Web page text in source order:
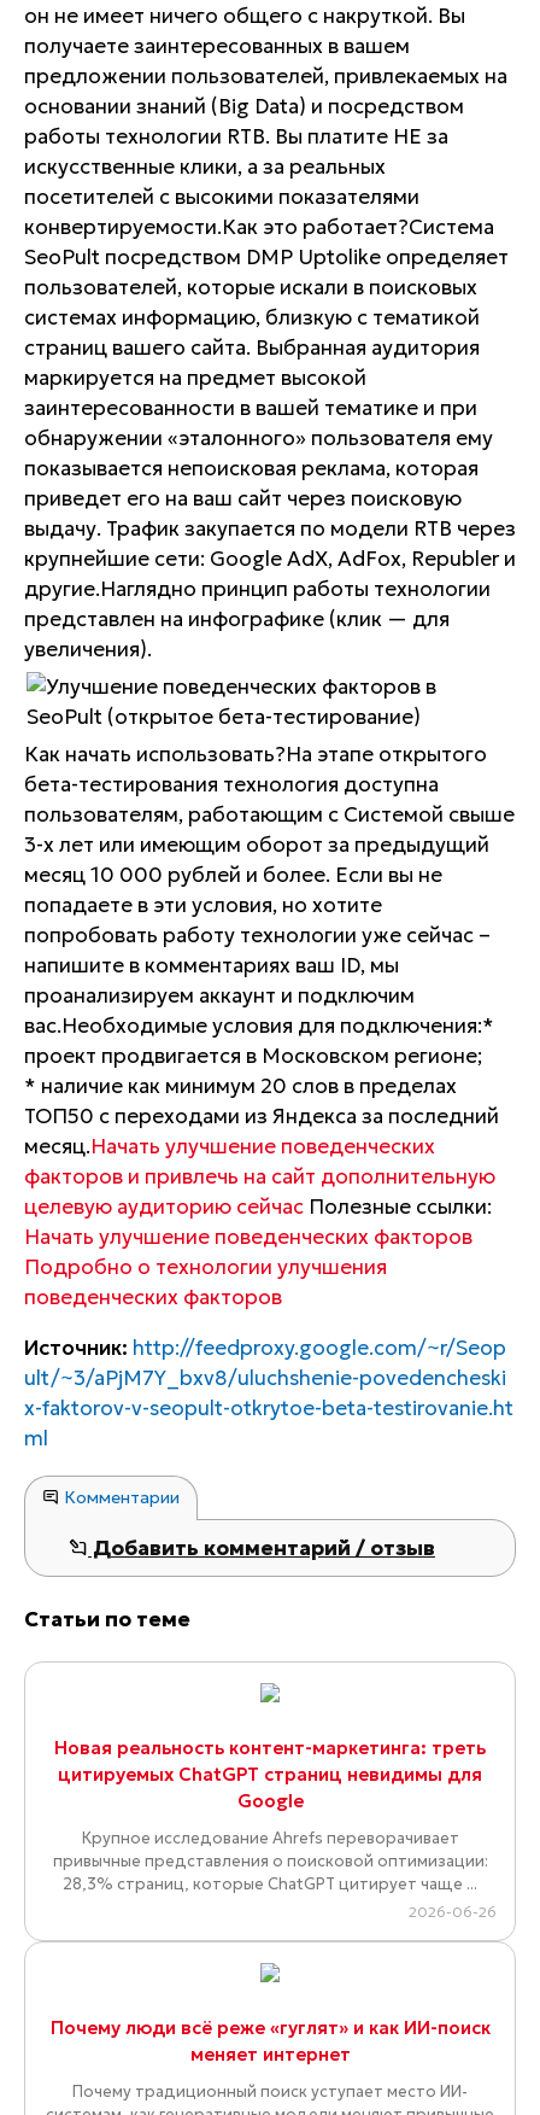
он не имеет ничего общего с накруткой. Вы
получаете заинтересованных в вашем
предложении пользователей, привлекаемых на
основании знаний (Big Data) и посредством
работы технологии RTB. Вы платите НЕ за
искусственные клики, а за реальных
посетителей с высокими показателями
конвертируемости.Как это работает?Система
SeoPult посредством DMP Uptolike определяет
пользователей, которые искали в поисковых
системах информацию, близкую с тематикой
страниц вашего сайта. Выбранная аудитория
маркируется на предмет высокой
заинтересованности в вашей тематике и при
обнаружении «эталонного» пользователя ему
показывается непоисковая реклама, которая
приведет его на ваш сайт через поисковую
выдачу. Трафик закупается по модели RTB через
крупнейшие сети: Google AdX, AdFox, Republer и
другие.Наглядно принцип работы технологии
представлен на инфографике (клик — для
увеличения).
Как начать использовать?На этапе открытого
бета-тестирования технология доступна
пользователям, работающим с Системой свыше
3-х лет или имеющим оборот за предыдущий
месяц 10 000 рублей и более. Если вы не
попадаете в эти условия, но хотите
попробовать работу технологии уже сейчас –
напишите в комментариях ваш ID, мы
проанализируем аккаунт и подключим
вас.Необходимые условия для подключения:*
проект продвигается в Московском регионе;
* наличие как минимум 20 слов в пределах
ТОП50 с переходами из Яндекса за последний
месяц.Начать улучшение поведенческих
факторов и привлечь на сайт дополнительную
целевую аудиторию сейчас Полезные ссылки:
Начать улучшение поведенческих факторов
Подробно о технологии улучшения
поведенческих факторов
Источник: http://feedproxy.google.com/~r/Seop
ult/~3/aPjM7Y_bxv8/uluchshenie-povedencheski
x-faktorov-v-seopult-otkrytoe-beta-testirovanie.ht
ml
Комментарии
Добавить комментарий / отзыв
Статьи по теме
Новая реальность контент-маркетинга: треть
цитируемых ChatGPT страниц невидимы для
Google
Крупное исследование Ahrefs переворачивает
привычные представления о поисковой оптимизации:
28,3% страниц, которые ChatGPT цитирует чаще ...
2026-06-26
Почему люди всё реже «гуглят» и как ИИ-поиск
меняет интернет
Почему традиционный поиск уступает место ИИ-